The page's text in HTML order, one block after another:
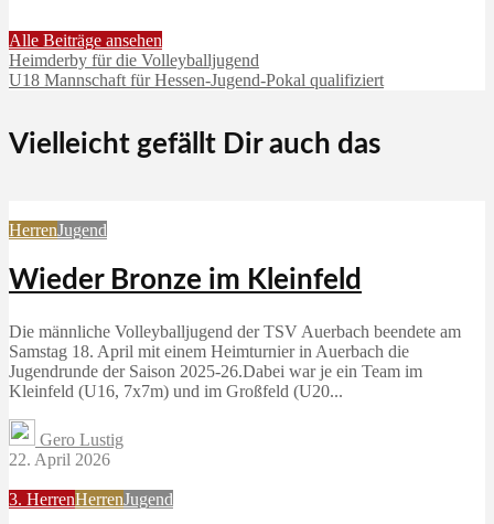
Alle Beiträge ansehen
Heimderby für die Volleyballjugend
U18 Mannschaft für Hessen-Jugend-Pokal qualifiziert
Vielleicht gefällt Dir auch das
HerrenJugend
Wieder Bronze im Kleinfeld
Die männliche Volleyballjugend der TSV Auerbach beendete am
Samstag 18. April mit einem Heimturnier in Auerbach die
Jugendrunde der Saison 2025-26.Dabei war je ein Team im
Kleinfeld (U16, 7x7m) und im Großfeld (U20...
Gero Lustig
22. April 2026
3. HerrenHerrenJugend